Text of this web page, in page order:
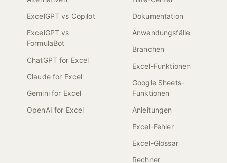
ExcelGPT vs Copilot
ExcelGPT vs
FormulaBot
ChatGPT for Excel
Claude for Excel
Gemini for Excel
OpenAI for Excel
Dokumentation
Anwendungsfälle
Branchen
Excel-Funktionen
Google Sheets-
Funktionen
Anleitungen
Excel-Fehler
Excel-Glossar
Rechner